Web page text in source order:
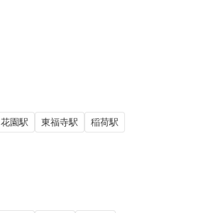
花園駅 東福寺駅 稲荷駅